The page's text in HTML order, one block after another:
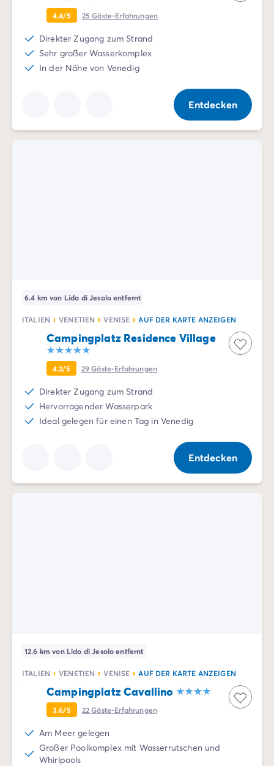
4.4/5 25Gäste-Erfahrungen
Direkter Zugang zum Strand
Sehr großer Wasserkomplex
In der Nähe von Venedig
Entdecken
6.4 km von Lido di Jesolo entfernt
ITALIEN VENETIEN VENISE AUF DER KARTE ANZEIGEN
Campingplatz Residence Village
4.2/5 29Gäste-Erfahrungen
Direkter Zugang zum Strand
Hervorragender Wasserpark
Ideal gelegen für einen Tag in Venedig
Entdecken
12.6 km von Lido di Jesolo entfernt
ITALIEN VENETIEN VENISE AUF DER KARTE ANZEIGEN
Campingplatz Cavallino
3.6/5 22Gäste-Erfahrungen
Am Meer gelegen
Großer Poolkomplex mit Wasserrutschen und
Whirlpools